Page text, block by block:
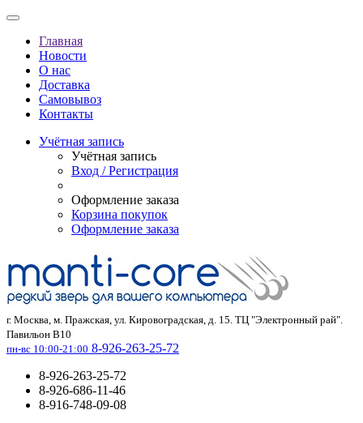
Главная
Новости
О нас
Доставка
Самовывоз
Контакты
Учётная запись
Учётная запись
Вход / Регистрация
Оформление заказа
Корзина покупок
Оформление заказа
г. Москва, м. Пражская, ул. Кировоградская, д. 15. ТЦ "Электронный рай".
Павильон В10
пн-вс 10:00-21:00 8-926-263-25-72
8-926-263-25-72
8-926-686-11-46
8-916-748-09-08